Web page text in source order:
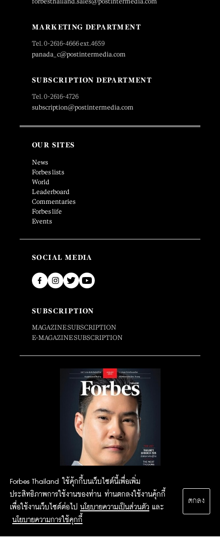
Forbes Thailand ใช้คุ้กกี้บนเว็บไซต์นี้เพื่อเพิ่ม
ประสิทธิภาพการใช้งานของท่าน ท่านตกลงใช้งานคุ้กกี้
เพื่อใช้งานเว็บไซต์ต่อไป นโยบายความเป็นส่วนตัว และ
นโยบายความการใช้คุกกี้
ตกลง
MARKETING DEPARTMENT
Tel. 0-2616-4666 ext.4659
panada_c@postintermedia.com
SUBSCRIPTION DEPARTMENT
Tel. 0-2616-4726
subscription@postintermedia.com
OUR SITES
News
Forbes lists
World
Leaderboard
Commentaries
Forbes life
Events
SOCIAL MEDIA
SUBSCRIPTION
MAGAZINE SUBSCRIPTION
E-MAGAZINE SUBSCRIPTION
2015 Forbesthailand.com ALL RIGHTS RESERVED